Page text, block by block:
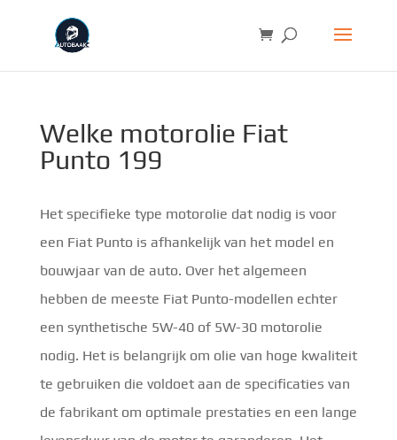
Welke motorolie Fiat
Punto 199
Het specifieke type motorolie dat nodig is voor
een Fiat Punto is afhankelijk van het model en
bouwjaar van de auto. Over het algemeen
hebben de meeste Fiat Punto-modellen echter
een synthetische 5W-40 of 5W-30 motorolie
nodig. Het is belangrijk om olie van hoge kwaliteit
te gebruiken die voldoet aan de specificaties van
de fabrikant om optimale prestaties en een lange